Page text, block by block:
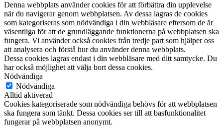
Denna webbplats använder cookies för att förbättra din upplevelse
när du navigerar genom webbplatsen. Av dessa lagras de cookies
som kategoriseras som nödvändiga i din webbläsare eftersom de är
väsentliga för att de grundläggande funktionerna på webbplatsen ska
fungera. Vi använder också cookies från tredje part som hjälper oss
att analysera och förstå hur du använder denna webbplats.
Dessa cookies lagras endast i din webbläsare med ditt samtycke. Du
har också möjlighet att välja bort dessa cookies.
Nödvändiga
Nödvändiga
Alltid aktiverad
Cookies kategoriserade som nödvändiga behövs för att webbplatsen
ska fungera som tänkt. Dessa cookies ser till att basfunktionalitet
fungerar på webbplatsen anonymt.